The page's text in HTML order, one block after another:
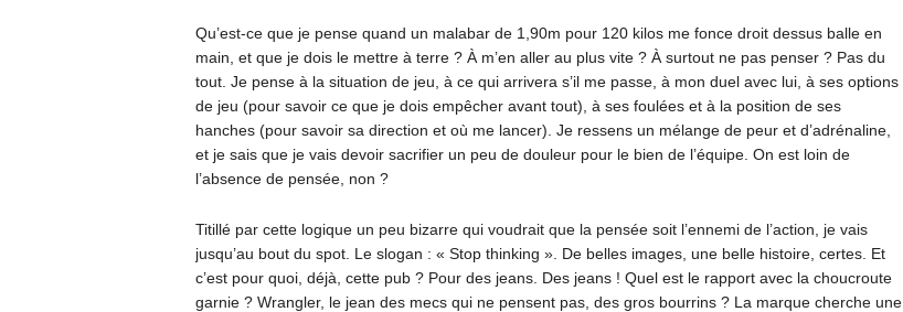
Qu’est-ce que je pense quand un malabar de 1,90m pour 120 kilos me fonce droit dessus balle en
main, et que je dois le mettre à terre ? À m’en aller au plus vite ? À surtout ne pas penser ? Pas du
tout. Je pense à la situation de jeu, à ce qui arrivera s’il me passe, à mon duel avec lui, à ses options
de jeu (pour savoir ce que je dois empêcher avant tout), à ses foulées et à la position de ses
hanches (pour savoir sa direction et où me lancer). Je ressens un mélange de peur et d’adrénaline,
et je sais que je vais devoir sacrifier un peu de douleur pour le bien de l’équipe. On est loin de
l’absence de pensée, non ?
Titillé par cette logique un peu bizarre qui voudrait que la pensée soit l’ennemi de l’action, je vais
jusqu’au bout du spot. Le slogan : « Stop thinking ». De belles images, une belle histoire, certes. Et
c’est pour quoi, déjà, cette pub ? Pour des jeans. Des jeans ! Quel est le rapport avec la choucroute
garnie ? Wrangler, le jean des mecs qui ne pensent pas, des gros bourrins ? La marque cherche une